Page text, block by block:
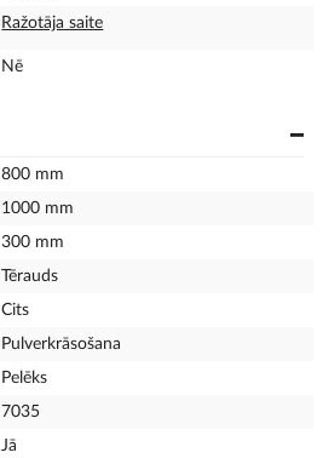
Ražotāja saite
Nē
800 mm
1000 mm
300 mm
Tērauds
Cits
Pulverkrāsošana
Pelēks
7035
Jā